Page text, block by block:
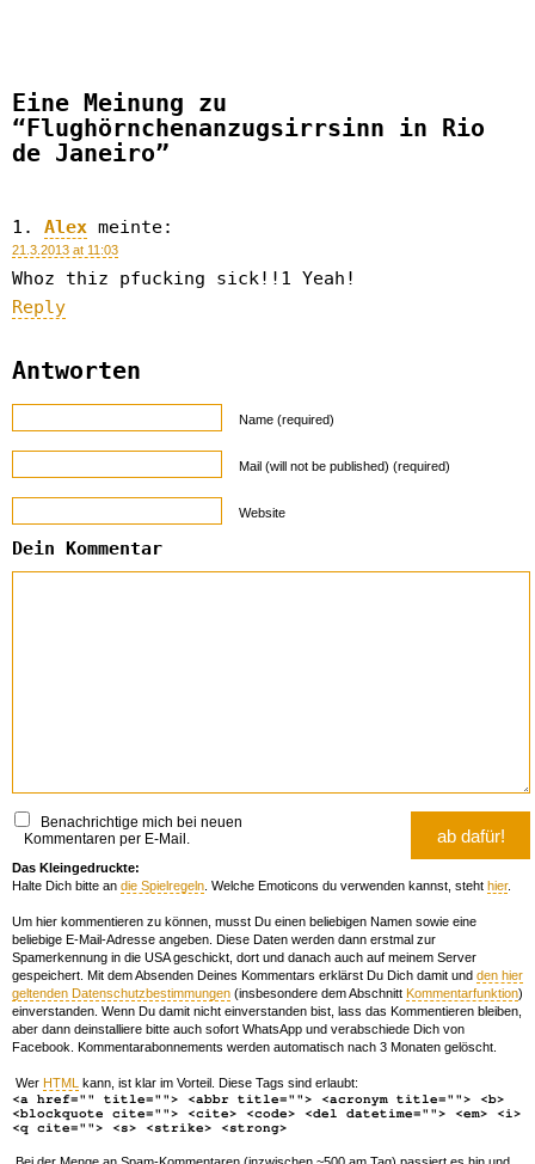
Eine Meinung zu
“Flughörnchenanzugsirrsinn in Rio
de Janeiro”
Alex meinte:
21.3.2013 at 11:03
Whoz thiz pfucking sick!!1 Yeah!
Reply
Antworten
Name (required)
Mail (will not be published) (required)
Website
Dein Kommentar
Benachrichtige mich bei neuen
Kommentaren per E-Mail.
Das Kleingedruckte:
Halte Dich bitte an die Spielregeln . Welche Emoticons du verwenden kannst, steht hier.
Um hier kommentieren zu können, musst Du einen beliebigen Namen sowie eine
beliebige E-Mail-Adresse angeben. Diese Daten werden dann erstmal zur
Spamerkennung in die USA geschickt, dort und danach auch auf meinem Server
gespeichert. Mit dem Absenden Deines Kommentars erklärst Du Dich damit und den hier
geltenden Datenschutzbestimmungen (insbesondere dem Abschnitt Kommentarfunktion)
einverstanden. Wenn Du damit nicht einverstanden bist, lass das Kommentieren bleiben,
aber dann deinstalliere bitte auch sofort WhatsApp und verabschiede Dich von
Facebook. Kommentarabonnements werden automatisch nach 3 Monaten gelöscht.
Wer HTML kann, ist klar im Vorteil. Diese Tags sind erlaubt:
<a href="" title=""> <abbr title=""> <acronym title=""> <b>
<blockquote cite=""> <cite> <code> <del datetime=""> <em> <i>
<q cite=""> <s> <strike> <strong>